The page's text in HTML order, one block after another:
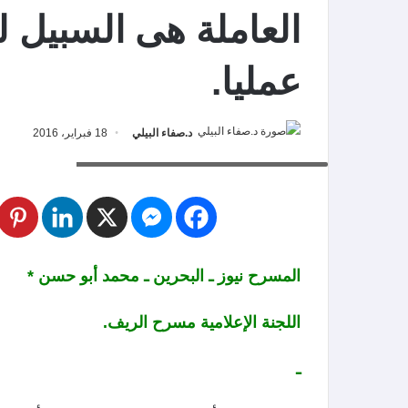
العاملة هى السبيل
عمليا.
د.صفاء البيلي
18 فبراير، 2016
المسرح نيوز ـ البحرين ـ محمد أبو حسن *
اللجنة الإعلامية مسرح الريف.
ـ